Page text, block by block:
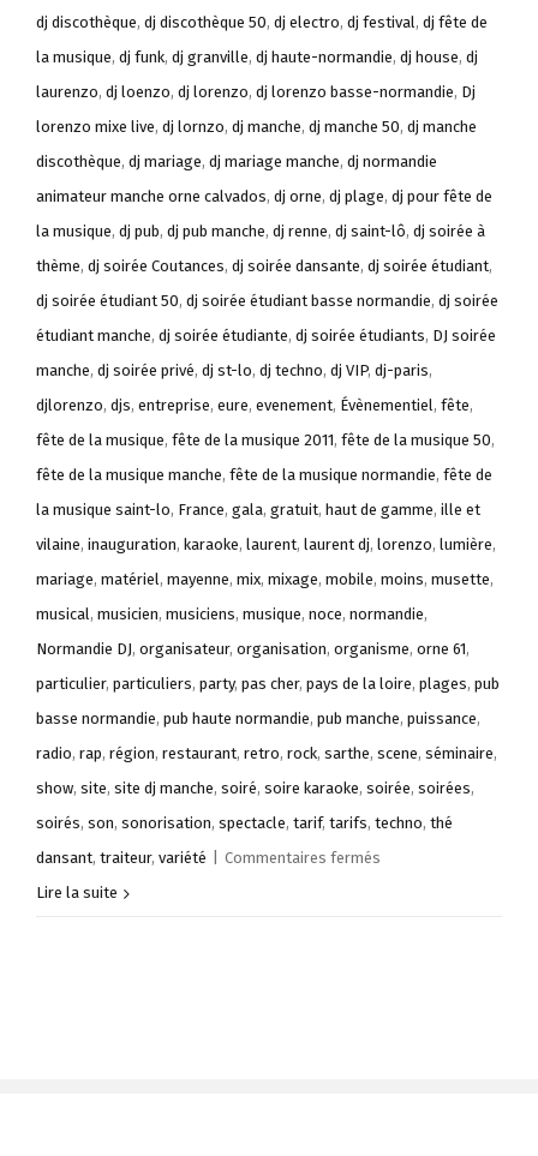
dj discothèque, dj discothèque 50, dj electro, dj festival, dj fête de
la musique, dj funk, dj granville, dj haute-normandie, dj house, dj
laurenzo, dj loenzo, dj lorenzo, dj lorenzo basse-normandie, Dj
lorenzo mixe live, dj lornzo, dj manche, dj manche 50, dj manche
discothèque, dj mariage, dj mariage manche, dj normandie
animateur manche orne calvados, dj orne, dj plage, dj pour fête de
la musique, dj pub, dj pub manche, dj renne, dj saint-lô, dj soirée à
thème, dj soirée Coutances, dj soirée dansante, dj soirée étudiant,
dj soirée étudiant 50, dj soirée étudiant basse normandie, dj soirée
étudiant manche, dj soirée étudiante, dj soirée étudiants, DJ soirée
manche, dj soirée privé, dj st-lo, dj techno, dj VIP, dj-paris,
djlorenzo, djs, entreprise, eure, evenement, Évènementiel, fête,
fête de la musique, fête de la musique 2011, fête de la musique 50,
fête de la musique manche, fête de la musique normandie, fête de
la musique saint-lo, France, gala, gratuit, haut de gamme, ille et
vilaine, inauguration, karaoke, laurent, laurent dj, lorenzo, lumière,
mariage, matériel, mayenne, mix, mixage, mobile, moins, musette,
musical, musicien, musiciens, musique, noce, normandie,
Normandie DJ, organisateur, organisation, organisme, orne 61,
particulier, particuliers, party, pas cher, pays de la loire, plages, pub
basse normandie, pub haute normandie, pub manche, puissance,
radio, rap, région, restaurant, retro, rock, sarthe, scene, séminaire,
show, site, site dj manche, soiré, soire karaoke, soirée, soirées,
soirés, son, sonorisation, spectacle, tarif, tarifs, techno, thé
dansant, traiteur, variété Commentaires fermés
Lire la suite